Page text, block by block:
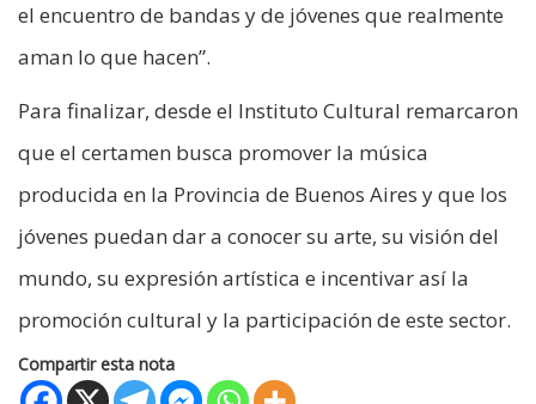
el encuentro de bandas y de jóvenes que realmente
aman lo que hacen”.
Para finalizar, desde el Instituto Cultural remarcaron
que el certamen busca promover la música
producida en la Provincia de Buenos Aires y que los
jóvenes puedan dar a conocer su arte, su visión del
mundo, su expresión artística e incentivar así la
promoción cultural y la participación de este sector.
Compartir esta nota